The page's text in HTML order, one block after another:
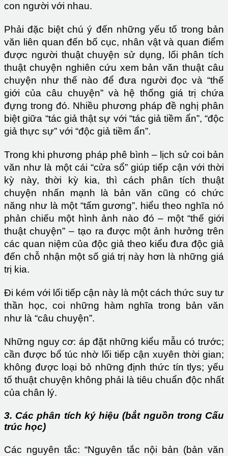
con người với nhau.
Phải đặc biệt chú ý đến những yếu tố trong bản
văn liên quan đến bố cục, nhân vật và quan điểm
được người thuật chuyện sử dụng, lối phân tích
thuật chuyện nghiên cứu xem bản văn thuật câu
chuyện như thế nào để đưa người đọc và “thế
giới của câu chuyện” và hệ thống giá trị chứa
đựng trong đó. Nhiều phương pháp đề nghị phân
biệt giữa “tác giả thật sự với “tác giả tiềm ẩn”, “độc
giả thực sự” với “độc giả tiềm ẩn”.
Trong khi phương pháp phê bình – lịch sử coi bản
văn như là một cái “cửa sổ” giúp tiếp cận với thời
kỳ này, thời kỳ kia, thì cách phân tích thuật
chuyện nhấn mạnh là bản văn cũng có chức
năng như là một “tấm gương”, hiểu theo nghĩa nó
phản chiếu một hình ảnh nào đó – một “thế giới
thuật chuyện” – tạo ra được một ảnh hưởng trên
các quan niệm của độc giả theo kiểu đưa độc giả
đến chỗ nhận một số giá trị này hơn là những giá
trị kia.
Đi kém với lối tiếp cận này là một cách thức suy tư
thần học, coi những hàm nghĩa trong bản văn
như là “câu chuyện”.
Những nguy cơ: áp đặt những kiểu mẫu có trước;
cần được bổ túc nhờ lối tiếp cận xuyên thời gian;
không được loại bỏ những định thức tín tlys; yếu
tố thuật chuyện không phải là tiêu chuẩn độc nhất
của chân lý.
3. Các phân tích ký hiệu (bắt nguồn trong Cấu
trúc học)
Các nguyên tắc: “Nguyên tắc nội bản (bản văn